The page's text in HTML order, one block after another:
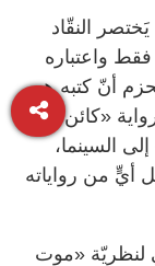
النقّاد
واعتباره
أنّ كتبه هي
«كائن لا
السينما،
أيٍّ من رواياته
لنظريّة «موت